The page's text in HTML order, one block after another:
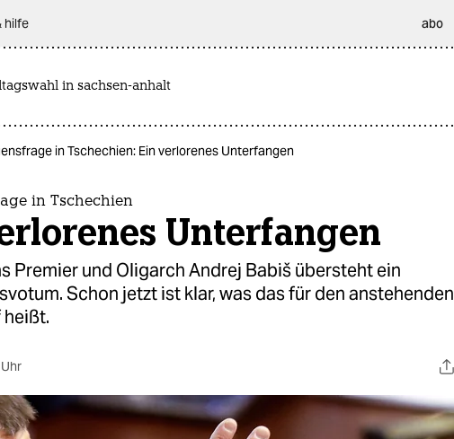
hilfe abo
in sachsen-anhalt
in Tschechien: Ein verlorenes Unterfangen
in Tschechien
Unterfangen
Premier und Oligarch Andrej Babiš übersteht ein
Schon jetzt ist klar, was das für den anstehenden